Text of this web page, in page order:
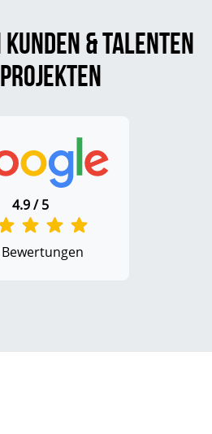
& Talenten
4.9 / 5